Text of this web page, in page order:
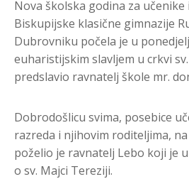
Nova školska godina za učenike
Biskupijske klasične gimnazije
Dubrovniku počela je u
euharistijskim slavljem u crkvi
predslavio ravnatelj škole mr.
Dobrodošlicu svima, posebice
razreda i njihovim roditeljima,
poželio je ravnatelj Lebo koji je
o sv. Majci Tereziji.